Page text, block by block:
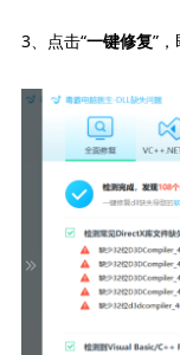
3、点击“一键修复”